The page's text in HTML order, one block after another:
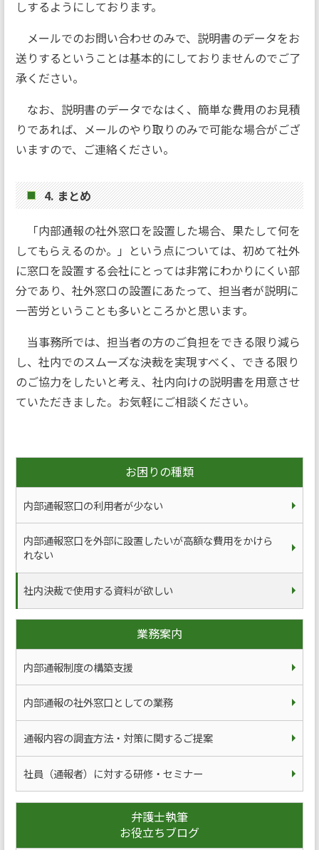
しするようにしております。
メールでのお問い合わせのみで、説明書のデータをお
送りするということは基本的にしておりませんのでご了
承ください。
なお、説明書のデータでなはく、簡単な費用のお見積
りであれば、メールのやり取りのみで可能な場合がござ
いますので、ご連絡ください。
4. まとめ
「内部通報の社外窓口を設置した場合、果たして何を
してもらえるのか。」という点については、初めて社外
に窓口を設置する会社にとっては非常にわかりにくい部
分であり、社外窓口の設置にあたって、担当者が説明に
一苦労ということも多いところかと思います。
当事務所では、担当者の方のご負担をできる限り減ら
し、社内でのスムーズな決裁を実現すべく、できる限り
のご協力をしたいと考え、社内向けの説明書を用意させ
ていただきました。お気軽にご相談ください。
お困りの種類
内部通報窓口の利用者が少ない
内部通報窓口を外部に設置したいが高額な費用をかけら
れない
社内決裁で使用する資料が欲しい
業務案内
内部通報制度の構築支援
内部通報の社外窓口としての業務
通報内容の調査方法・対策に関するご提案
社員（通報者）に対する研修・セミナー
弁護士執筆
お役立ちブログ